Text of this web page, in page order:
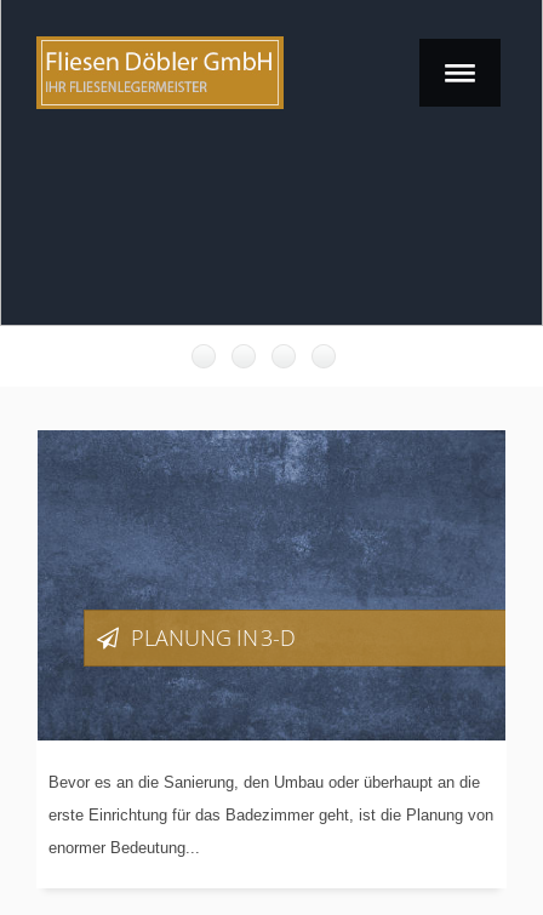
PLANUNG IN 3-D
Bevor es an die Sanierung, den Umbau oder überhaupt an die
erste Einrichtung für das Badezimmer geht, ist die Planung von
enormer Bedeutung...